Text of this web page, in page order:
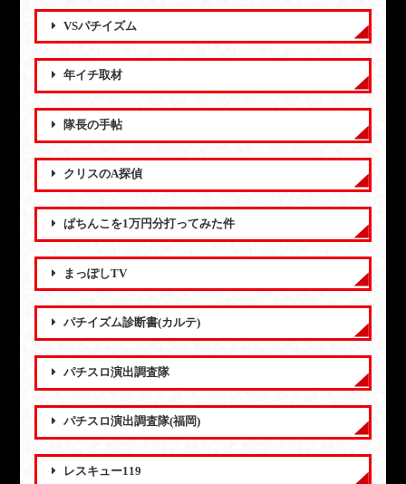
VSパチイズム
年イチ取材
隊長の手帖
クリスのA探偵
ぱちんこを1万円分打ってみた件
まっぽしTV
パチイズム診断書(カルテ)
パチスロ演出調査隊
パチスロ演出調査隊(福岡)
レスキュー119